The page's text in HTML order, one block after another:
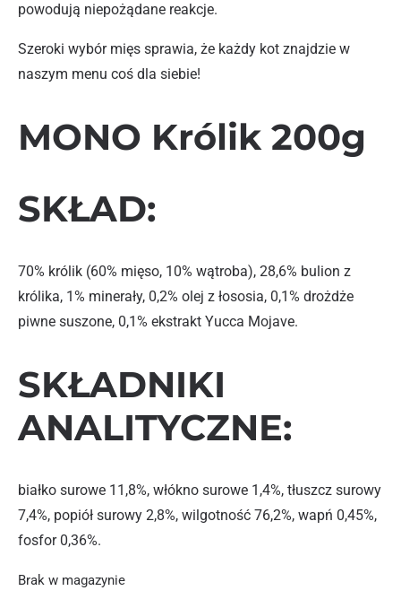
powodują niepożądane reakcje.
Szeroki wybór mięs sprawia, że każdy kot znajdzie w
naszym menu coś dla siebie!
MONO Królik 200g
SKŁAD:
70% królik (60% mięso, 10% wątroba), 28,6% bulion z
królika, 1% minerały, 0,2% olej z łososia, 0,1% drożdże
piwne suszone, 0,1% ekstrakt Yucca Mojave.
SKŁADNIKI
ANALITYCZNE:
białko surowe 11,8%, włókno surowe 1,4%, tłuszcz surowy
7,4%, popiół surowy 2,8%, wilgotność 76,2%, wapń 0,45%,
fosfor 0,36%.
Brak w magazynie